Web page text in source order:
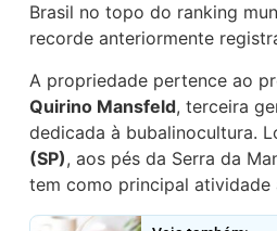
Brasil no topo do ranking
recorde anteriormente
A propriedade pertence ao
Quirino Mansfeld, terceira
dedicada à bubalinocultura.
(SP), aos pés da Serra da
tem como principal atividade